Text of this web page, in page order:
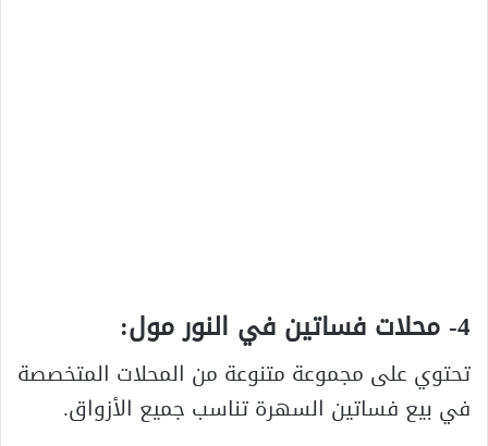
4- محلات فساتين في النور مول:
تحتوي على مجموعة متنوعة من المحلات المتخصصة
في بيع فساتين السهرة تناسب جميع الأزواق.